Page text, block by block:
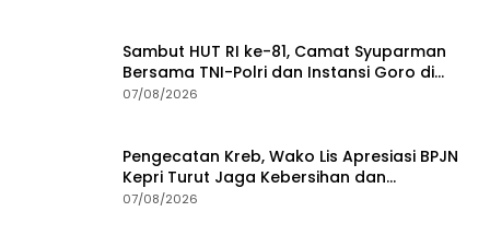
Sambut HUT RI ke-81, Camat Syuparman
Bersama TNI-Polri dan Instansi Goro di
Pantai Piwang
07/08/2026
Pengecatan Kreb, Wako Lis Apresiasi BPJN
Kepri Turut Jaga Kebersihan dan
Keindahan Ruas Jalan
07/08/2026